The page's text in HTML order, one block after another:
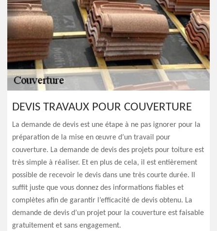
DEVIS TRAVAUX POUR COUVERTURE
La demande de devis est une étape à ne pas ignorer pour la
préparation de la mise en œuvre d’un travail pour
couverture. La demande de devis des projets pour toiture est
très simple à réaliser. Et en plus de cela, il est entièrement
possible de recevoir le devis dans une très courte durée. Il
suffit juste que vous donnez des informations fiables et
complètes afin de garantir l’efficacité de devis obtenu. La
demande de devis d’un projet pour la couverture est faisable
gratuitement et sans engagement.